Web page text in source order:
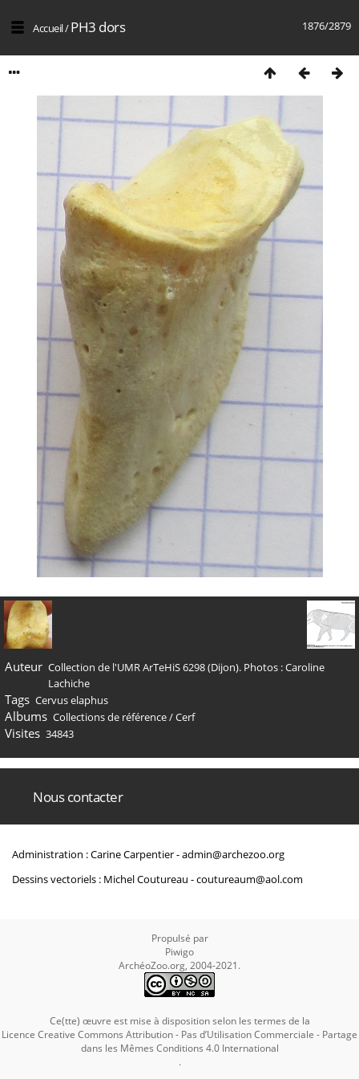
1876/2879
Accueil/PH3 dors
Auteur Collection de l'UMR ArTeHiS 6298 (Dijon). Photos : Caroline
Lachiche
Tags Cervus elaphus
Albums Collections de référence/Cerf
Visites 34843
Nous contacter
Administration : Carine Carpentier -admin@archezoo.org
Dessins vectoriels : Michel Coutureau -coutureaum@aol.com
Propulsé par
Piwigo
ArchéoZoo.org, 2004-2021.
Ce(tte) œuvre est mise à disposition selon les termes de la
Licence Creative Commons Attribution - Pas d’Utilisation Commerciale - Partage
dans les Mêmes Conditions 4.0 International
.